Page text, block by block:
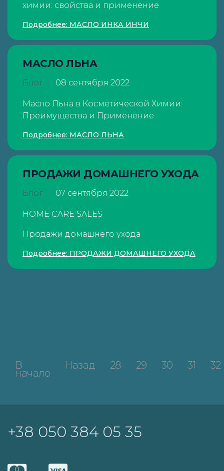
химии: свойства и применение
Подробнее: МАСЛО ИНКА ИНЧИ
МАСЛО ЛЬНА
Блог 08 сентября 2022
Масло Льна в Косметической Химии:
Преимущества и Применение
Подробнее: МАСЛО ЛЬНА
ПРОДАЖИ ДОМАШНЕГО УХОДА
Блог 07 сентября 2022
HOME CARE SALES
Продажи домашнего ухода
Подробнее: ПРОДАЖИ ДОМАШНЕГО УХОДА
В
начало
Назад 28 29 30 31 32
+38 050 384 05 35